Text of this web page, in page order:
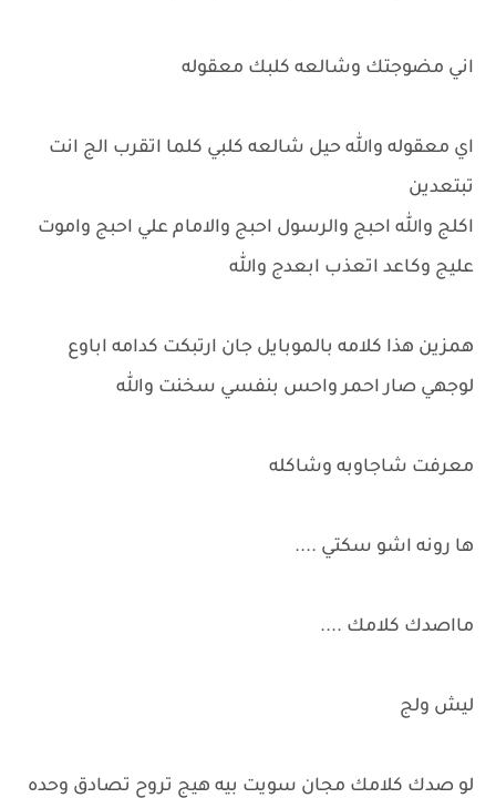
اني مضوجتك وشالعه كلبك معقوله
اي معقوله والله حيل شالعه كلبي كلما اتقرب الج انت
تبتعدين
اكلج والله احبج والرسول احبج والامام علي احبج واموت
عليج وكاعد اتعذب ابعدج والله
همزين هذا كلامه بالموبايل جان ارتبكت كدامه اباوع
لوجهي صار احمر واحس بنفسي سخنت والله
معرفت شاجاوبه وشاكله
ها رونه اشو سكتي ....
مااصدك كلامك ....
ليش ولج
لو صدك كلامك مجان سويت بيه هيج تروح تصادق وحده